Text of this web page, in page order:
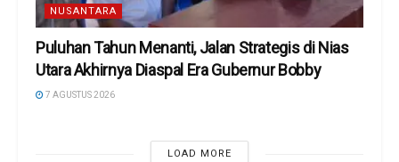
NUSANTARA
Puluhan Tahun Menanti, Jalan Strategis di Nias
Utara Akhirnya Diaspal Era Gubernur Bobby
7 AGUSTUS 2026
LOAD MORE